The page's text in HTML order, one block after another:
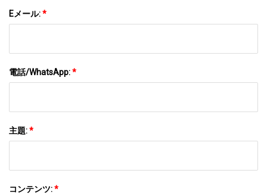
Eメール:*
電話/WhatsApp:*
主題:*
コンテンツ:*